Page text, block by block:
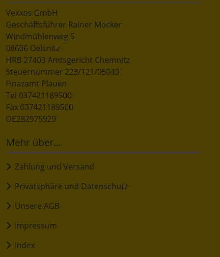
Vexxos GmbH
Geschäftsführer Rainer Mocker
Windmühlenweg 5
08606 Oelsnitz
HRB 27403 Amtsgericht Chemnitz
Steuernummer 223/121/05040
Finazamt Plauen
Tel 037421189500
Fax 037421189500
DE282975929
Mehr über...
Zahlung und Versand
Privatsphäre und Datenschutz
Unsere AGB
Impressum
Index